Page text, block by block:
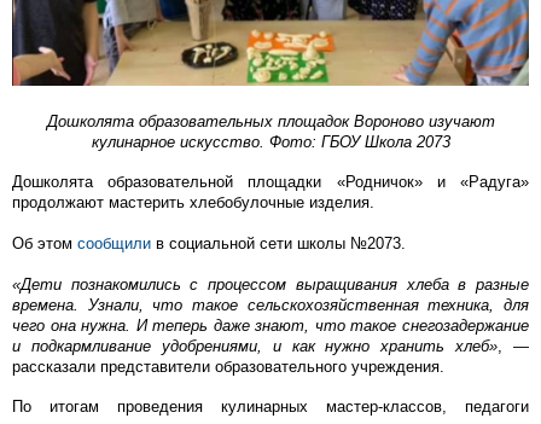
Дошколята образовательных площадок Вороново изучают
кулинарное искусство. Фото: ГБОУ Школа 2073
Дошколята образовательной площадки «Родничок» и «Радуга»
продолжают мастерить хлебобулочные изделия.
Об этом сообщили в социальной сети школы №2073.
«Дети познакомились с процессом выращивания хлеба в разные
времена. Узнали, что такое сельскохозяйственная техника, для
чего она нужна. И теперь даже знают, что такое снегозадержание
и подкармливание удобрениями, и как нужно хранить хлеб» , —
рассказали представители образовательного учреждения.
По итогам проведения кулинарных мастер-классов, педагоги